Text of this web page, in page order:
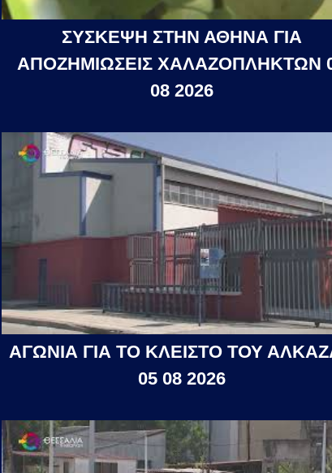
ΣΥΣΚΕΨΗ ΣΤΗΝ ΑΘΗΝΑ ΓΙΑ
ΑΠΟΖΗΜΙΩΣΕΙΣ ΧΑΛΑΖΟΠΛΗΚΤΩΝ
08 2026
ΑΓΩΝΙΑ ΓΙΑ ΤΟ ΚΛΕΙΣΤΟ ΤΟΥ
05 08 2026